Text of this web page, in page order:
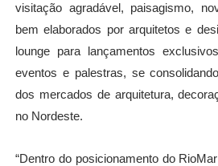
visitação agradável, paisagismo,
bem elaborados por arquitetos e
lounge para lançamentos
eventos e palestras, se
dos mercados de arquitetura,
no Nordeste.
“Dentro do posicionamento do